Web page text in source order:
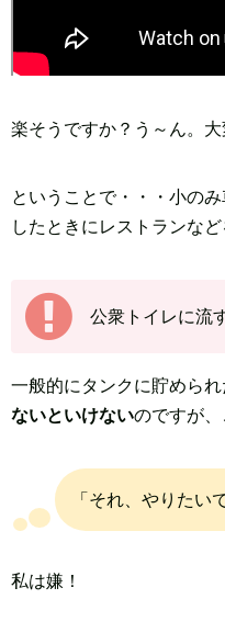
楽そうですか？う～ん。大
ということで・・・小の
したときにレストランなど
公衆トイレに流
一般的にタンクに貯められ
ないといけないのですが、
「それ、やりたい
私は嫌！